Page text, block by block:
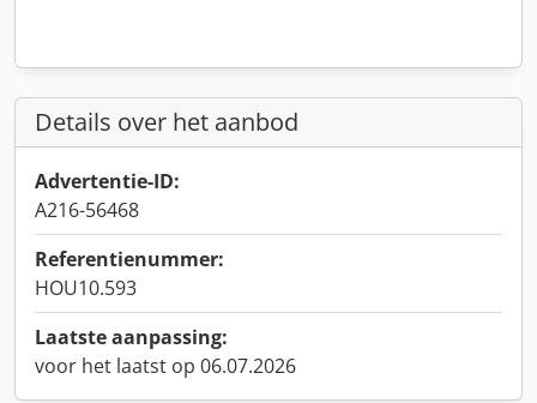
Details over het aanbod
Advertentie-ID:
A216-56468
Referentienummer:
HOU10.593
Laatste aanpassing:
voor het laatst op 06.07.2026